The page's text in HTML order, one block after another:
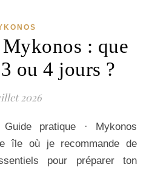
: que
ou 4 jours ?
2026
île où je recommande de
pour préparer ton